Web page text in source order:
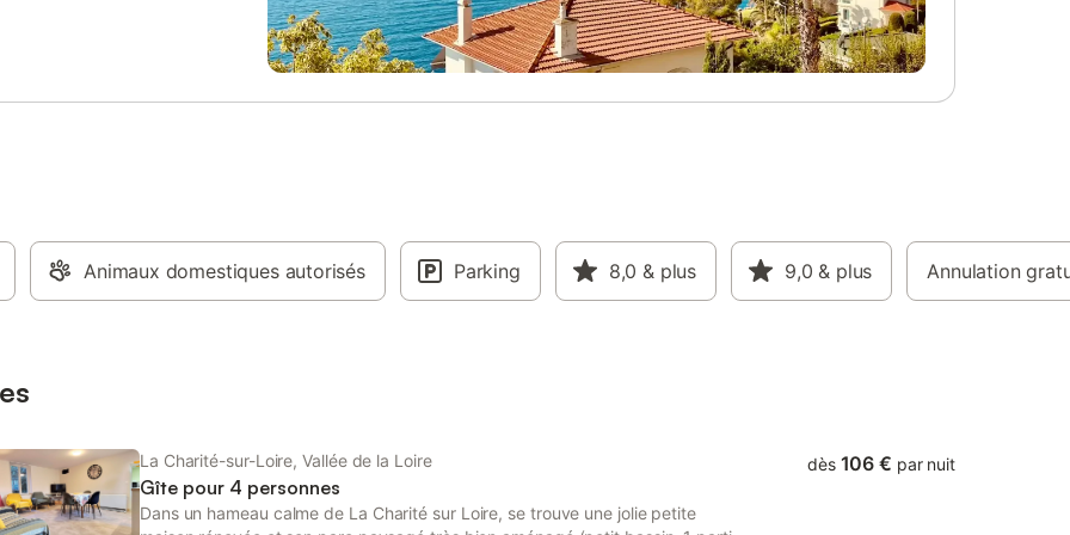
histoire et douceur ligérienne. Une équipe
de conciergerie sera présente tout au long
de votre séjour. Des services
supplémentaires pourront être proposés
après votre réservation sur la plateforme
courette végétalisée et un salon
confortable. Au dernier étage : deux
chambres et une petite salle de bain. La
Charité-sur-Loire est un site remarquable
classé au patrimoine mondial de
Animaux domestiques autorisés Parking 8,0 & plus 9,0 & plus Annulation
La Charité-sur-Loire, Vallée de la Loire
Gîte pour 4 personnes
Dans un hameau calme de La Charité sur Loire, se trouve une jolie petite
dès 106 € par nuit